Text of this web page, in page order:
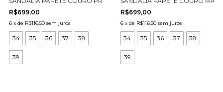
R$699,00
6 x de R$116,50 sem juros
34 35 36 37 38
39
R$699,00
6 x de R$116,50 sem juros
34 35 36 37 38
39